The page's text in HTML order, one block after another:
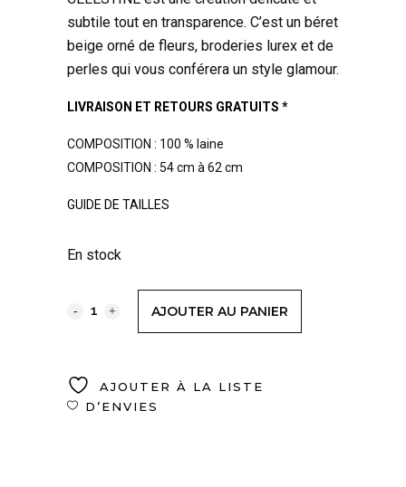
subtile tout en transparence. C’est un béret
beige orné de fleurs, broderies lurex et de
perles qui vous conférera un style glamour.
LIVRAISON ET RETOURS GRATUITS *
COMPOSITION : 100 % laine
COMPOSITION : 54 cm à 62 cm
GUIDE DE TAILLES
En stock
AJOUTER AU PANIER
AJOUTER À LA LISTE
D’ENVIES